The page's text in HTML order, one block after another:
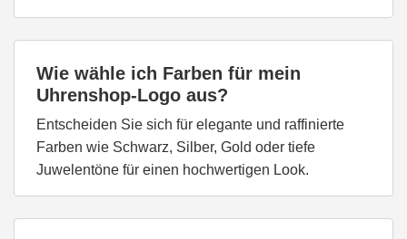
Wie wähle ich Farben für mein
Uhrenshop-Logo aus?
Entscheiden Sie sich für elegante und raffinierte
Farben wie Schwarz, Silber, Gold oder tiefe
Juwelentöne für einen hochwertigen Look.